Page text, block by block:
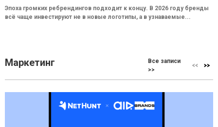
Эпоха громких ребрендингов подходит к концу. В 2026 году бренды
всё чаще инвестируют не в новые логотипы, а в узнаваемые...
Маркетинг
Все записи
>>